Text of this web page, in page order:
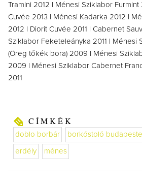
Tramini 2012 l Ménesi Sziklabor Furmint
Cuvée 2013 l Ménesi Kadarka 2012 l
2012 l Diorit Cuvée 2011 l Cabernet
Sziklabor Feketeleányka 2011 l Ménesi
(Öreg tőkék bora) 2009 l Ménesi
2009 l Ménesi Sziklabor Cabernet
2011
CÍMKÉK
doblo borbár borkóstoló
erdély ménes